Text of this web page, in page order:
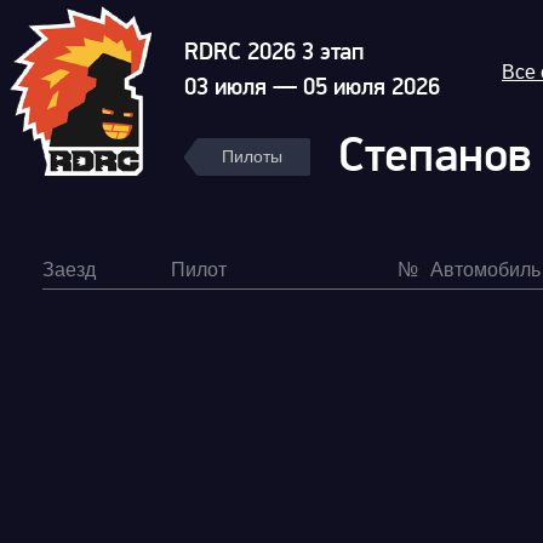
RDRC 2026 3 этап
03 июля — 05 июля 2026
Все
Пилоты
Заезд Пилот № Автомобиль